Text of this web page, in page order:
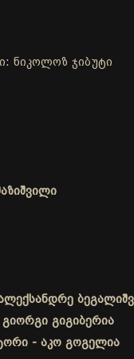
ნიკოლოზ ჯიბუტი
გიგიბერია
- აკო გოგელია